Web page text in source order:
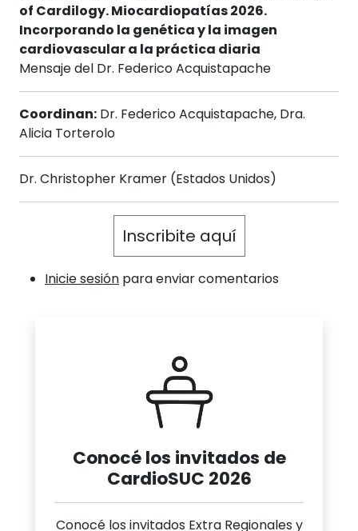
of Cardilogy. Miocardiopatías 2026.
Incorporando la genética y la imagen
cardiovascular a la práctica diaria
Mensaje del Dr. Federico Acquistapache
Coordinan: Dr. Federico Acquistapache, Dra.
Alicia Torterolo
Dr. Christopher Kramer (Estados Unidos)
Inscribite aquí
Inicie sesión para enviar comentarios
Conocé los invitados de
CardioSUC 2026
Conocé los invitados Extra Regionales y